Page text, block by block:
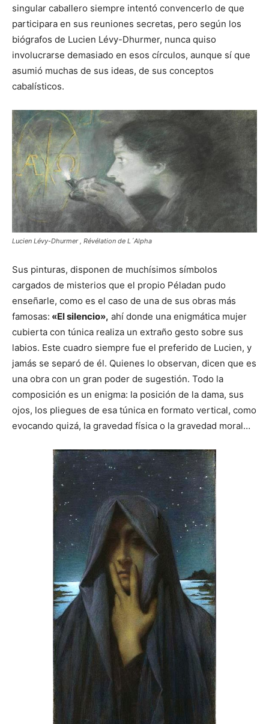
singular caballero siempre intentó convencerlo de que
participara en sus reuniones secretas, pero según los
biógrafos de Lucien Lévy-Dhurmer, nunca quiso
involucrarse demasiado en esos círculos, aunque sí que
asumió muchas de sus ideas, de sus conceptos
cabalísticos.
Lucien Lévy-Dhurmer , Révélation de L´Alpha
Sus pinturas, disponen de muchísimos símbolos
cargados de misterios que el propio Péladan pudo
enseñarle, como es el caso de una de sus obras más
famosas: «El silencio», ahí donde una enigmática mujer
cubierta con túnica realiza un extraño gesto sobre sus
labios. Este cuadro siempre fue el preferido de Lucien, y
jamás se separó de él. Quienes lo observan, dicen que es
una obra con un gran poder de sugestión. Todo la
composición es un enigma: la posición de la dama, sus
ojos, los pliegues de esa túnica en formato vertical, como
evocando quizá, la gravedad física o la gravedad moral…